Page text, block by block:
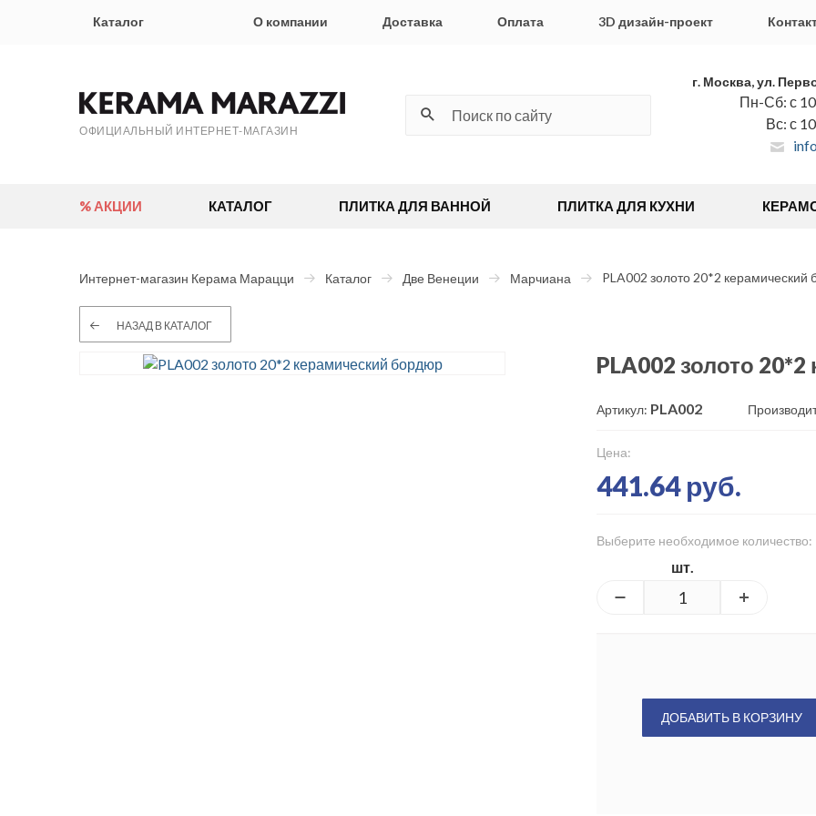
Каталог О компании Доставка Оплата 3D дизайн-проект
ОФИЦИАЛЬНЫЙ ИНТЕРНЕТ-МАГАЗИН
г. Москва, ул.
Пн-Сб: с
Вс: с
% АКЦИИ КАТАЛОГ ПЛИТКА ДЛЯ ВАННОЙ ПЛИТКА ДЛЯ КУХНИ
Интернет-магазин Керама Марацци Каталог Две Венеции Марчиана PLA002 золото 20*2 керамический
НАЗАД В КАТАЛОГ
PLA002 золото
Артикул: PLA002
Цена:
441.64 руб.
Выберите необходимое количество:
шт.
ДОБАВИТЬ В КОРЗИНУ